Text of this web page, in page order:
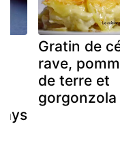
Gratin de
rave,
de terre et
gorgonzola